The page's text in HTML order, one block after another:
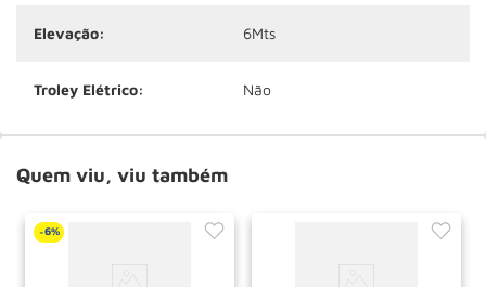
Elevação: 6Mts
Troley Elétrico: Não
Quem viu, viu também
-6%